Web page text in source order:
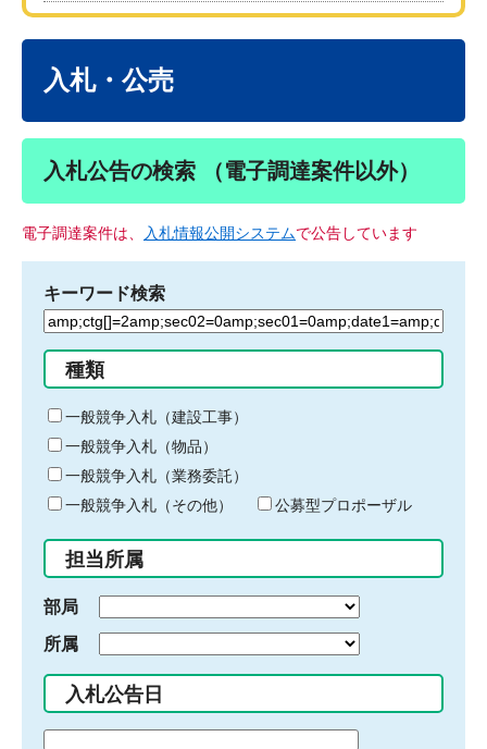
入札・公売
入札公告の検索 （電子調達案件以外）
電子調達案件は、 入札情報公開システムで公告しています
キーワード検索
検
る
キ
ー
ワ
ー
ド
入
力
種類
一般競争入札（建設工事）
一般競争入札（物品）
一般競争入札（業務委託）
一般競争入札（その他）
公募型プロポーザル
担当所属
部局
所属
入札公告日